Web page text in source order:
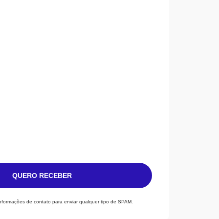
QUERO RECEBER
de contato para enviar qualquer tipo de SPAM.